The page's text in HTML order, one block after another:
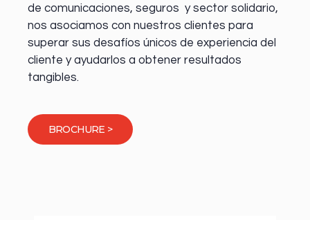
de comunicaciones, seguros y sector solidario,
nos asociamos con nuestros clientes para
superar sus desafíos únicos de experiencia del
cliente y ayudarlos a obtener resultados
tangibles.
BROCHURE >